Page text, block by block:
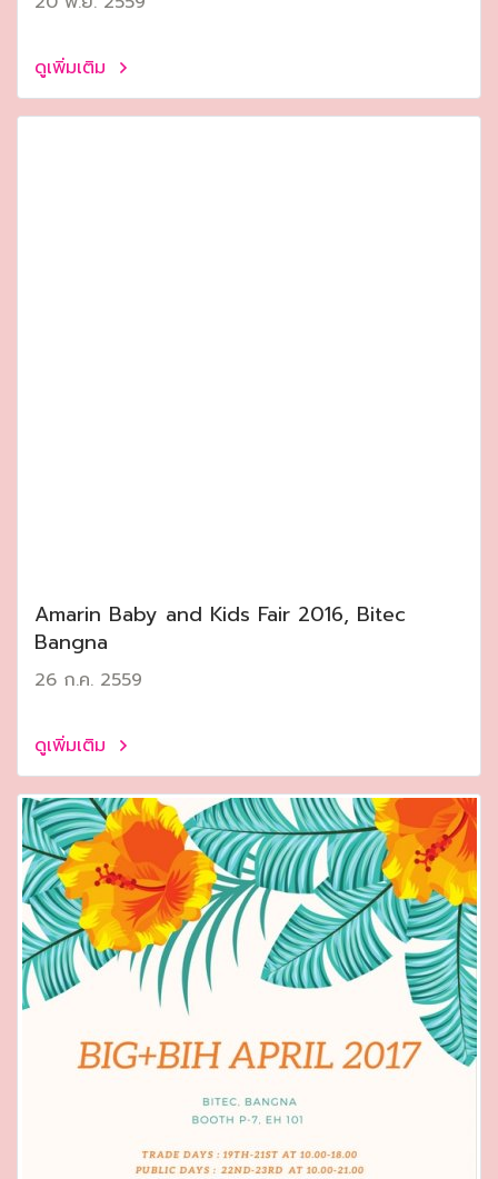
ดูเพิ่มเติม
Amarin Baby and Kids Fair 2016, Bitec
Bangna
26 ก.ค. 2559
ดูเพิ่มเติม